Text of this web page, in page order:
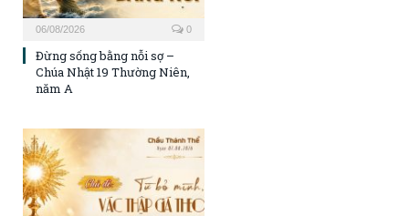
06/08/2026 0
Đừng sống bằng nỗi sợ –
Chúa Nhật 19 Thường Niên,
năm A